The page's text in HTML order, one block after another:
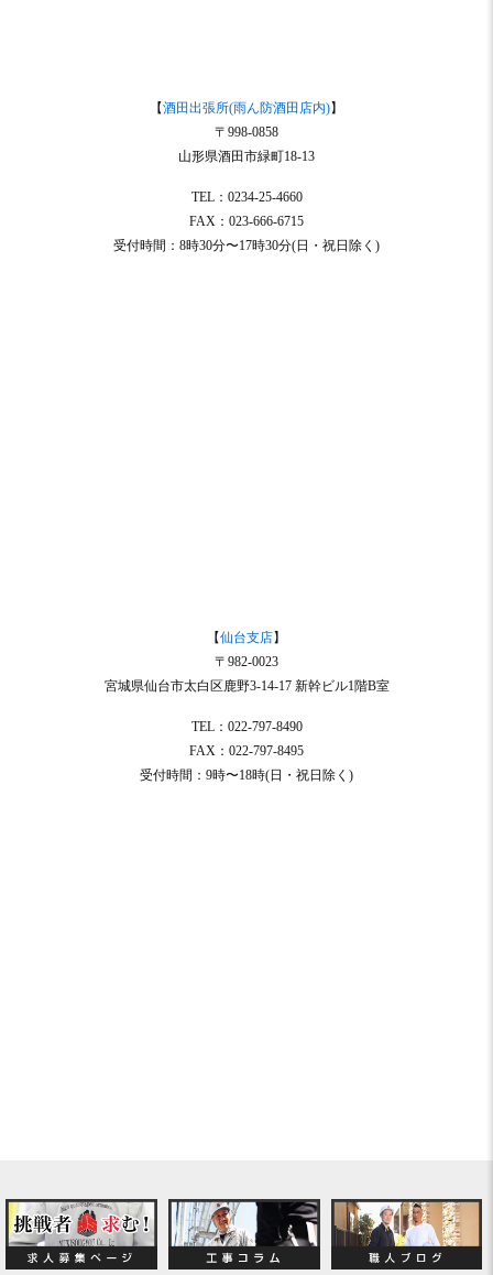
【酒田出張所(雨ん防酒田店内)】
〒998-0858
山形県酒田市緑町18-13
TEL：0234-25-4660
FAX：023-666-6715
受付時間：8時30分〜17時30分(日・祝日除く)
【仙台支店】
〒982-0023
宮城県仙台市太白区鹿野3-14-17 新幹ビル1階B室
TEL：022-797-8490
FAX：022-797-8495
受付時間：9時〜18時(日・祝日除く)